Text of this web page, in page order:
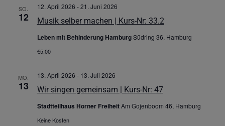
SO.
12 Musik selber machen | Kurs-Nr: 33.2
12. April 2026 -21. Juni 2026
Leben mit Behinderung HamburgSüdring 36, Hamburg
€5.00
MO.
13 Wir singen gemeinsam | Kurs-Nr: 47
13. April 2026 - 13. Juli 2026
Stadtteilhaus Horner FreiheitAm Gojenboom 46, Hamburg
Keine Kosten